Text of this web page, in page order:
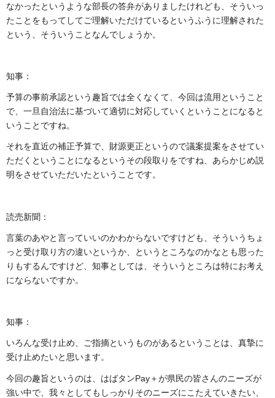
なかったというような部長の答弁がありましたけれども、そういっ
たことをもってしてご理解いただけているというふうに理解された
という、そういうことなんでしょうか。
知事：
予算の事前承認という趣旨では全くなくて、今回は流用ということ
で、一旦自治法に基づいて適切に対応していくということになると
いうことですね。
それを直近の補正予算で、財源更正というので議案提案をさせてい
ただくということになるというその段取りをですね、あらかじめ説
明をさせていただいたということです。
読売新聞：
言葉のあやと言っていいのかわからないですけども、そういうちょ
っと受け取り方の違いというか、というところなのかなとも思った
りもするんですけど、知事としては、そういうところは特にお考え
にならないですか。
知事：
いろんな受け止め、ご指摘というものがあるということは、真摯に
受け止めたいと思います。
今回の趣旨というのは、はばタンPay＋が県民の皆さんのニーズが
強い中で、我々としてもしっかりそのニーズにこたえていきたい、